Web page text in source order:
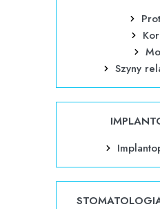
Szyny